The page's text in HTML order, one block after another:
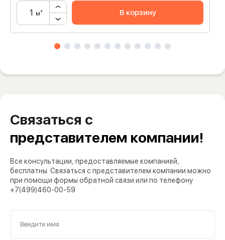
м² В корзину
Связаться с
представителем компании!
Все консультации, предоставляемые компанией,
бесплатны. Связаться с представителем компании можно
при помощи формы обратной связи или по телефону
+7(499)460-00-59
Введите имя